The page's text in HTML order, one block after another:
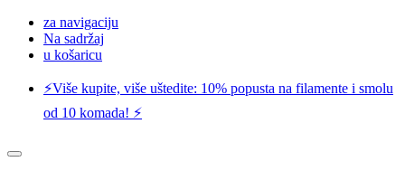
za navigaciju
Na sadržaj
u košaricu
⚡️Više kupite, više uštedite: 10% popusta na filamente i smolu
od 10 komada! ⚡️